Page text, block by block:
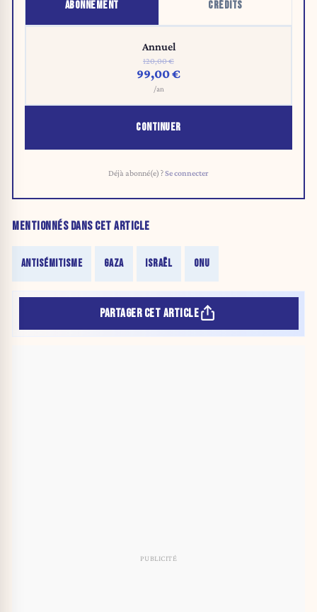
ABONNEMENT CRÉDITS
Annuel
120,00 €
99,00 €
/an
CONTINUER
Déjà abonné(e) ?Se connecter
MENTIONNÉS DANS CET ARTICLE
ANTISÉMITISME GAZA ISRAËL ONU
PARTAGER CET ARTICLE